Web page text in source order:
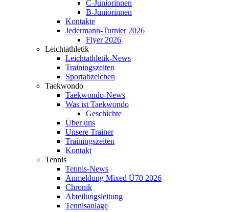
C-Juniorinnen
B-Juniorinnen
Kontakte
Jedermann-Turnier 2026
Flyer 2026
Leichtathletik
Leichtathletik-News
Trainingszeiten
Sportabzeichen
Taekwondo
Taekwondo-News
Was ist Taekwondo
Geschichte
Über uns
Unsere Trainer
Trainingszeiten
Kontakt
Tennis
Tennis-News
Anmeldung Mixed Ü70 2026
Chronik
Abteilungsleitung
Tennisanlage